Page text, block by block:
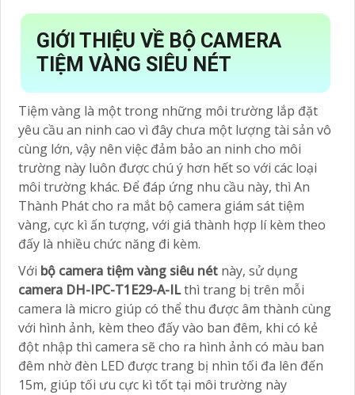
GIỚI THIỆU VỀ BỘ CAMERA
TIỆM VÀNG SIÊU NÉT
Tiệm vàng là một trong những môi trường lắp đặt
yêu cầu an ninh cao vì đây chưa một lượng tài sản vô
cùng lớn, vậy nên việc đảm bảo an ninh cho môi
trường này luôn được chú ý hơn hết so với các loại
môi trường khác. Để đáp ứng nhu cầu này, thì An
Thành Phát cho ra mắt bộ camera giám sát tiệm
vàng, cực kì ấn tượng, với giá thành hợp lí kèm theo
đấy là nhiều chức năng đi kèm.
Với bộ camera tiệm vàng siêu nét này, sử dụng
camera DH-IPC-T1E29-A-ILthì trang bị trên mỗi
camera là micro giúp có thể thu được âm thành cùng
với hình ảnh, kèm theo đấy vào ban đêm, khi có kẻ
đột nhập thì camera sẽ cho ra hình ảnh có màu ban
đêm nhờ đèn LED được trang bị nhìn tối đa lên đến
15m, giúp tối ưu cực kì tốt tại môi trường này